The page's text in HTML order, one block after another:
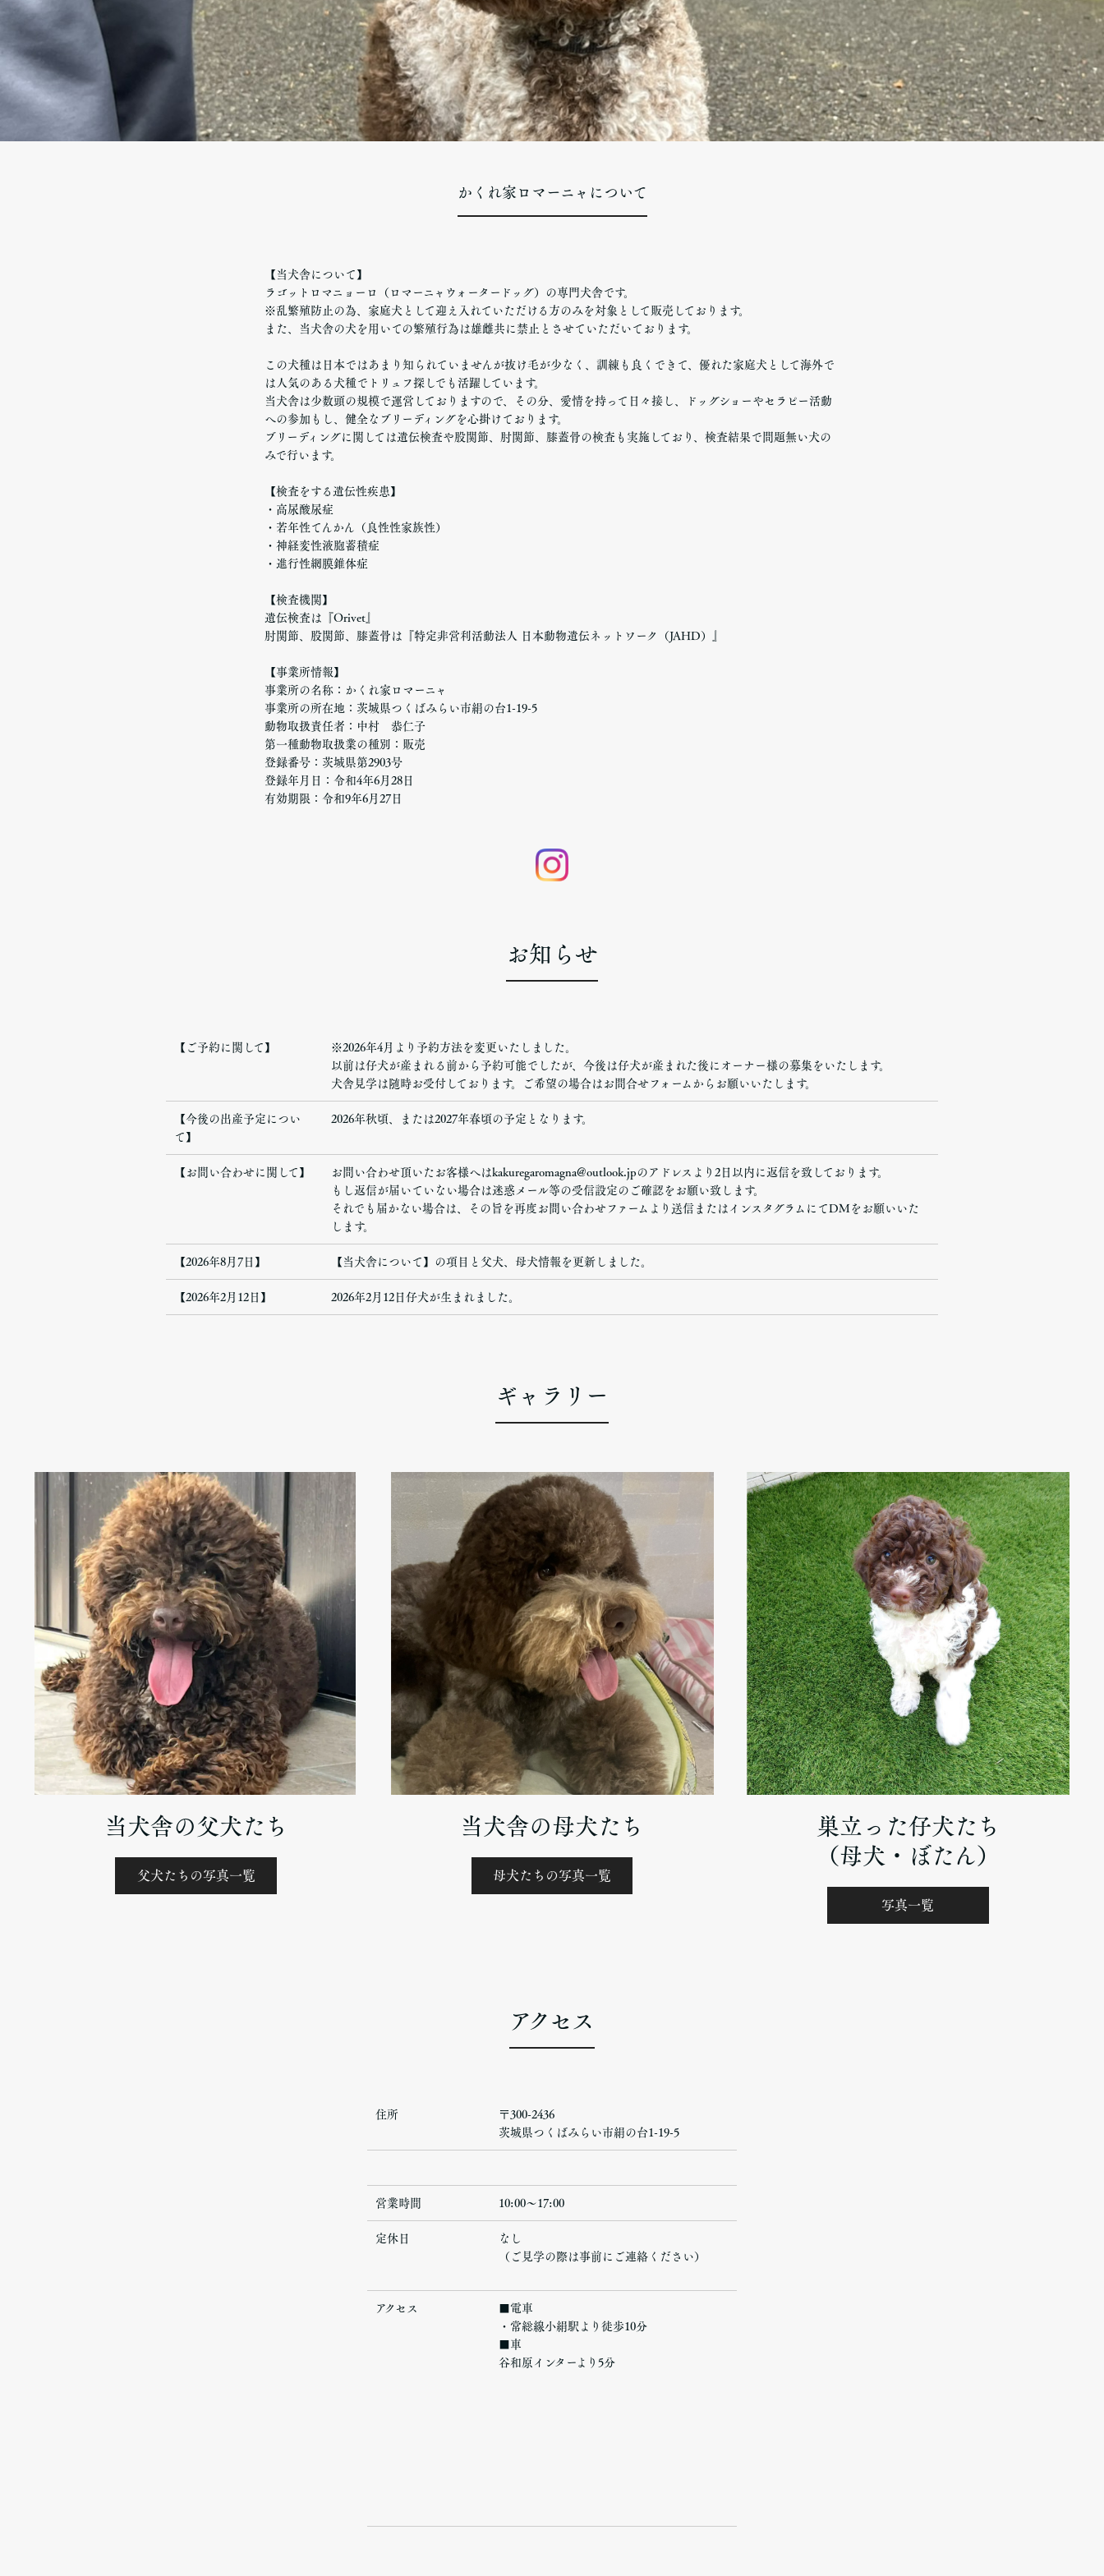
かくれ家ロマーニャについて
【当犬舎について】
ラゴットロマニョーロ（ロマーニャウォータードッグ）の専門犬舎です。
※乱繁殖防止の為、家庭犬として迎え入れていただける方のみを対象として販売しております。
また、当犬舎の犬を用いての繁殖行為は雄雌共に禁止とさせていただいております。
この犬種は日本ではあまり知られていませんが抜け毛が少なく、訓練も良くできて、優れた家庭犬として海外で
は人気のある犬種でトリュフ探しでも活躍しています。
当犬舎は少数頭の規模で運営しておりますので、その分、愛情を持って日々接し、ドッグショーやセラピー活動
への参加もし、健全なブリーディングを心掛けております。
ブリーディングに関しては遺伝検査や股関節、肘関節、膝蓋骨の検査も実施しており、検査結果で問題無い犬の
みで行います。
【検査をする遺伝性疾患】
・高尿酸尿症
・若年性てんかん（良性性家族性）
・神経変性液胞蓄積症
・進行性網膜錐体症
【検査機関】
遺伝検査は『Orivet』
肘関節、股関節、膝蓋骨は『特定非営利活動法人 日本動物遺伝ネットワーク（JAHD）』
【事業所情報】
事業所の名称：かくれ家ロマーニャ
事業所の所在地：茨城県つくばみらい市絹の台1-19-5
動物取扱責任者：中村 恭仁子
第一種動物取扱業の種別：販売
登録番号：茨城県第2903号
登録年月日：令和4年6月28日
有効期限：令和9年6月27日
お知らせ
【ご予約に関して】
※2026年4月より予約方法を変更いたしました。
以前は仔犬が産まれる前から予約可能でしたが、今後は仔犬が産まれた後にオーナー様の募集をいたします。
犬舎見学は随時お受付しております。ご希望の場合はお問合せフォームからお願いいたします。
【今後の出産予定につい
て】
2026年秋頃、または2027年春頃の予定となります。
【お問い合わせに関して】
お問い合わせ頂いたお客様へはkakuregaromagna@outlook.jpのアドレスより2日以内に返信を致しております。
もし返信が届いていない場合は迷惑メール等の受信設定のご確認をお願い致します。
それでも届かない場合は、その旨を再度お問い合わせファームより送信またはインスタグラムにてDMをお願いいた
します。
【2026年8月7日】 【当犬舎について】の項目と父犬、母犬情報を更新しました。
【2026年2月12日】 2026年2月12日仔犬が生まれました。
ギャラリー
当犬舎の父犬たち
父犬たちの写真一覧
当犬舎の母犬たち
母犬たちの写真一覧
巣立った仔犬たち
（母犬・ぼたん）
写真一覧
アクセス
住所
〒300-2436
茨城県つくばみらい市絹の台1-19-5
営業時間 10:00〜17:00
定休日
なし
（ご見学の際は事前にご連絡ください）
アクセス
■電車
・常総線小絹駅より徒歩10分
■車
谷和原インターより5分